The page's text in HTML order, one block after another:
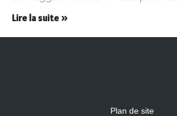
Lire la suite »
Plan de site